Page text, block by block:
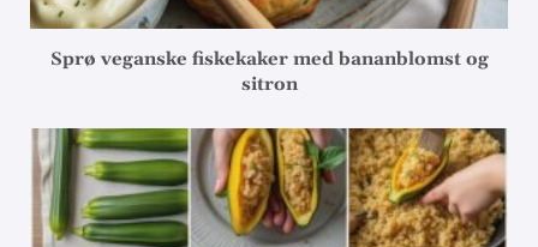
Sprø veganske fiskekaker med bananblomst og
sitron